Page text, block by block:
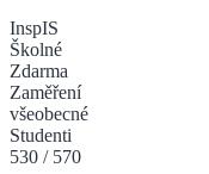
InspIS
Školné
Zdarma
Zaměření
všeobecné
Studenti
530 / 570